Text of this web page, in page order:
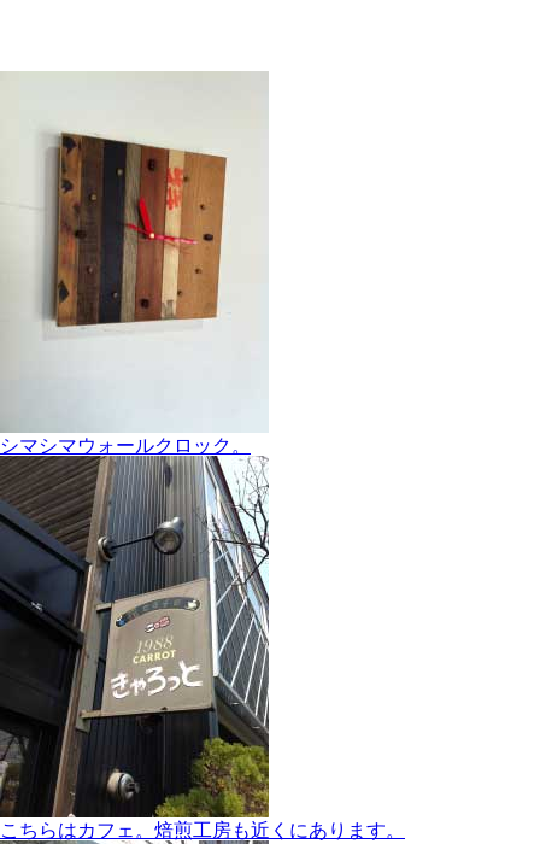
シマシマウォールクロック。
こちらはカフェ。焙煎工房も近くにあります。